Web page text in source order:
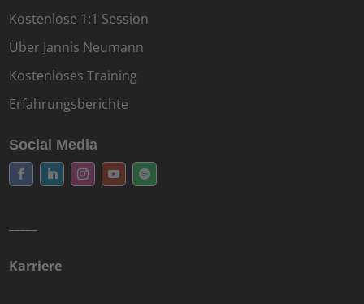
Kostenlose 1:1 Session
Über Jannis Neumann
Kostenloses Training
Erfahrungsberichte
Social Media
Karriere